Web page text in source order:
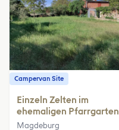
Campervan Site
Einzeln Zelten im
ehemaligen Pfarrgarten
Magdeburg